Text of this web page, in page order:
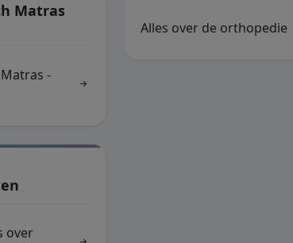
Matras
-
over
Alles over de orthopedie